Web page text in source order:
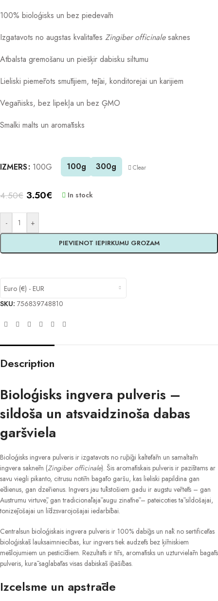
100% bioloģisks un bez piedevām
Izgatavots no augstas kvalitātes Zingiber officinalesaknes
Atbalsta gremošanu un piešķir dabisku siltumu
Lieliski piemērots smūtijiem, tējai, konditorejai un karijiem
Vegānisks, bez lipekļa un bez ĢMO
Smalki malts un aromātisks
IZMĒRS 100G 100g 300g Clear
4.50€ 3.50€ In stock
- +
PIEVIENOT IEPIRKUMU GROZAM
Alternative:
Euro (€) - EUR
SKU: 756839748810
Description
Bioloģisks ingvera pulveris –
sildoša un atsvaidzinoša dabas
garšviela
Bioloģisks ingvera pulveris ir izgatavots no rūpīgi kaltētām un samaltām
ingvera saknēm (Zingiber officinale). Šis aromātiskais pulveris ir pazīstams ar
savu viegli pikanto, citrusu notīm bagāto garšu, kas lieliski papildina gan
ēdienus, gan dzērienus. Ingvers jau tūkstošiem gadu ir augstu vērtēts – gan
Austrumu virtuvē, gan tradicionālajā augu zinātnē – pateicoties tā sildošajai,
tonizējošajai un līdzsvarojošajai iedarbībai.
Centralsun bioloģiskais ingvera pulveris ir 100% dabīgs un nāk no sertificētas
bioloģiskās lauksaimniecības, kur ingvers tiek audzēts bez ķīmiskiem
mēslojumiem un pesticīdiem. Rezultāts ir tīrs, aromātisks un uzturvielām bagāts
pulveris, kurā saglabātas visas dabiskās īpašības.
Izcelsme un apstrāde